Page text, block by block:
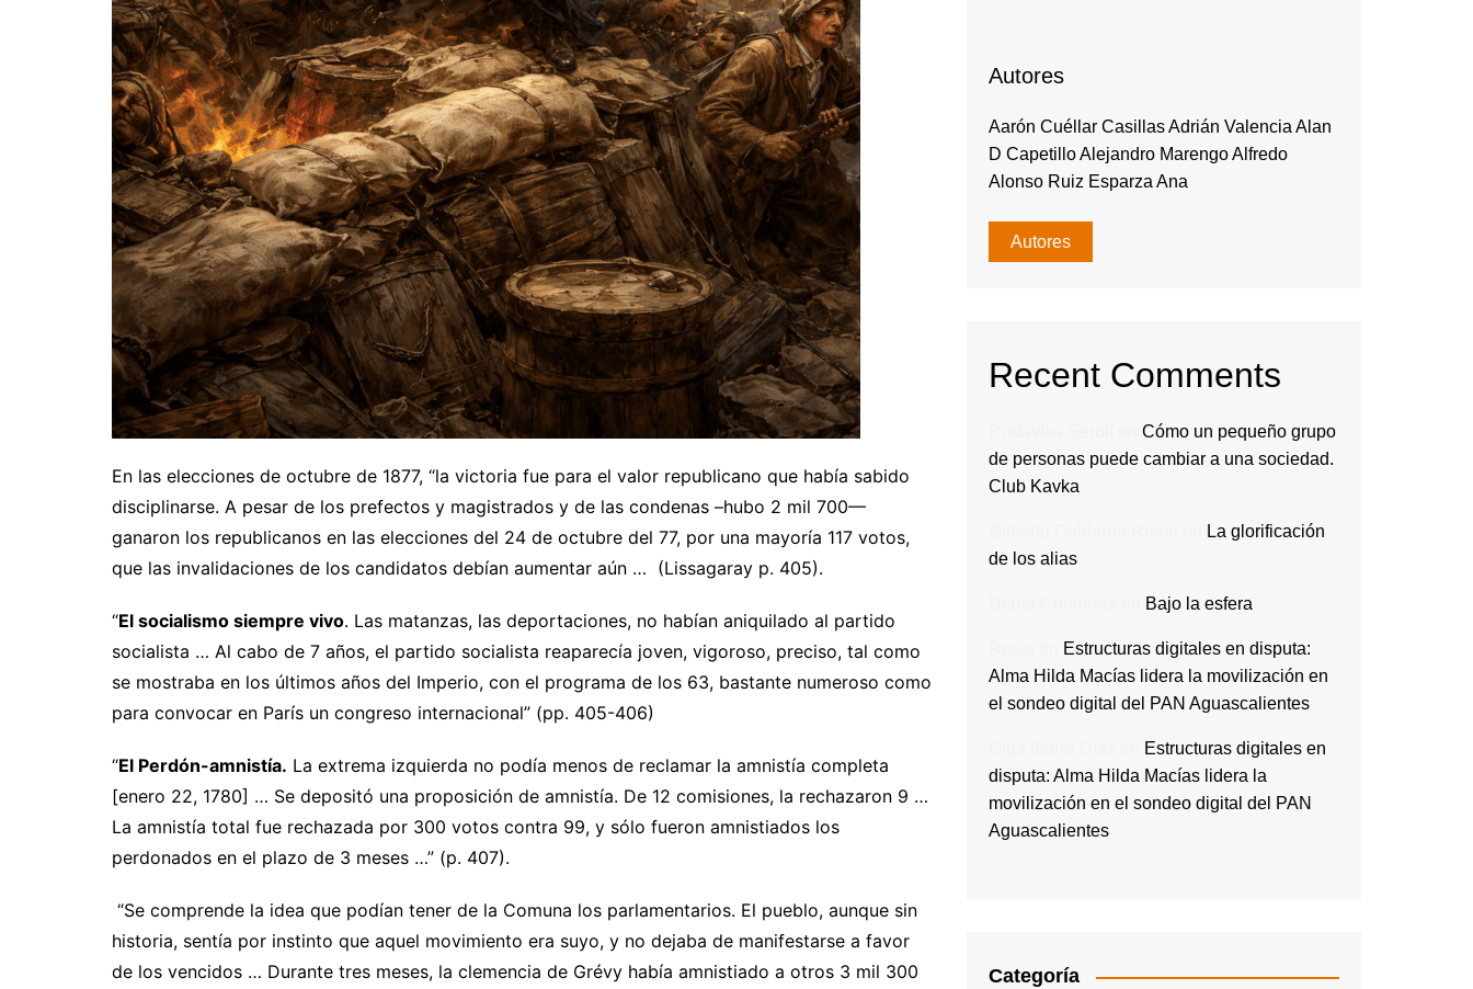
En las elecciones de octubre de 1877, “la victoria fue para el valor republicano que había sabido
disciplinarse. A pesar de los prefectos y magistrados y de las condenas –hubo 2 mil 700—
ganaron los republicanos en las elecciones del 24 de octubre del 77, por una mayoría 117 votos,
que las invalidaciones de los candidatos debían aumentar aún … (Lissagaray p. 405).
“El socialismo siempre vivo. Las matanzas, las deportaciones, no habían aniquilado al partido
socialista … Al cabo de 7 años, el partido socialista reaparecía joven, vigoroso, preciso, tal como
se mostraba en los últimos años del Imperio, con el programa de los 63, bastante numeroso como
para convocar en París un congreso internacional” (pp. 405-406)
“El Perdón-amnistía. La extrema izquierda no podía menos de reclamar la amnistía completa
[enero 22, 1780] … Se depositó una proposición de amnistía. De 12 comisiones, la rechazaron 9 …
La amnistía total fue rechazada por 300 votos contra 99, y sólo fueron amnistiados los
perdonados en el plazo de 3 meses …” (p. 407).
“Se comprende la idea que podían tener de la Comuna los parlamentarios. El pueblo, aunque sin
historia, sentía por instinto que aquel movimiento era suyo, y no dejaba de manifestarse a favor
de los vencidos … Durante tres meses, la clemencia de Grévy había amnistiado a otros 3 mil 300
Autores
Aarón Cuéllar Casillas Adrián Valencia Alan
D Capetillo Alejandro Marengo Alfredo
Alonso Ruiz Esparza Ana
Autores
Recent Comments
Cómo un pequeño grupo
de personas puede cambiar a una sociedad.
Club Kavka
La glorificación
de los alias
Bajo la esfera
Estructuras digitales en disputa:
Alma Hilda Macías lidera la movilización en
el sondeo digital del PAN Aguascalientes
Estructuras digitales en
disputa: Alma Hilda Macías lidera la
movilización en el sondeo digital del PAN
Aguascalientes
Categoría